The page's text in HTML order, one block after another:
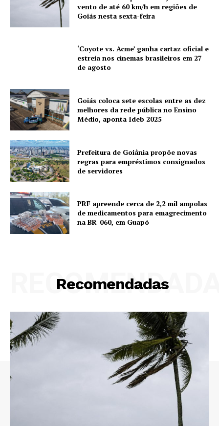
vento de até 60 km/h em regiões de
Goiás nesta sexta-feira
‘Coyote vs. Acme’ ganha cartaz oficial e
estreia nos cinemas brasileiros em 27
de agosto
Goiás coloca sete escolas entre as dez
melhores da rede pública no Ensino
Médio, aponta Ideb 2025
Prefeitura de Goiânia propõe novas
regras para empréstimos consignados
de servidores
PRF apreende cerca de 2,2 mil ampolas
de medicamentos para emagrecimento
na BR-060, em Guapó
Recomendadas